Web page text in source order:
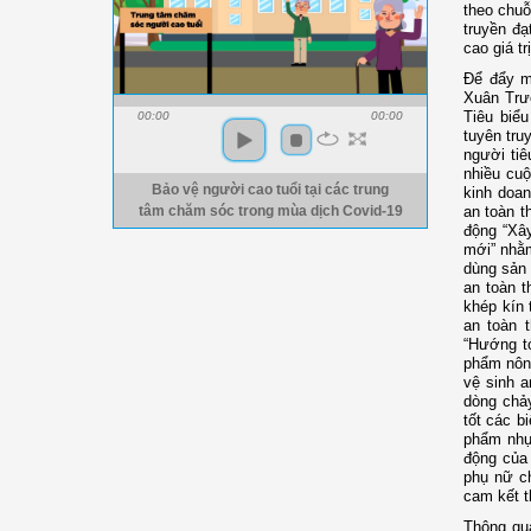
00:00 00:00
Bảo vệ người cao tuổi tại các trung
tâm chăm sóc trong mùa dịch Covid-19
theo
truyền
cao giá
Để đẩy
Xuân
Tiêu
tuyên
người
nhiều
kinh
an toàn
động
mới”
dùng
an toàn
khép kín
an toàn
“Hướng
phẩm
vệ sinh
dòng
tốt các
phẩm
động
phụ nữ
cam kết
Thông